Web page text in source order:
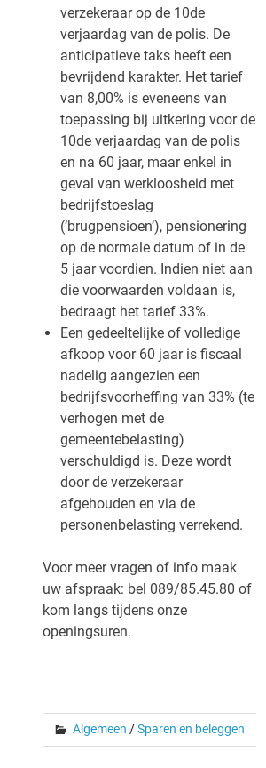
verzekeraar op de 10de
verjaardag van de polis. De
anticipatieve taks heeft een
bevrijdend karakter. Het tarief
van 8,00% is eveneens van
toepassing bij uitkering voor de
10de verjaardag van de polis
en na 60 jaar, maar enkel in
geval van werkloosheid met
bedrijfstoeslag
(‘brugpensioen’), pensionering
op de normale datum of in de
5 jaar voordien. Indien niet aan
die voorwaarden voldaan is,
bedraagt het tarief 33%.
Een gedeeltelijke of volledige
afkoop voor 60 jaar is fiscaal
nadelig aangezien een
bedrijfsvoorheffing van 33% (te
verhogen met de
gemeentebelasting)
verschuldigd is. Deze wordt
door de verzekeraar
afgehouden en via de
personenbelasting verrekend.
Voor meer vragen of info maak
uw afspraak: bel 089/85.45.80 of
kom langs tijdens onze
openingsuren.
Algemeen /Sparen en beleggen